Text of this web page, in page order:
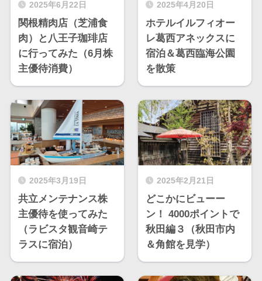
2025年6月22日
関根精肉店（芝浦食
肉）と八王子珈琲店
に行ってみた（6月株
主優待消費）
2025年4月20日
ホテルイルフィオー
レ葛西アネックスに
宿泊＆葛西臨海公園
を散策
2025年3月19日
共立メンテナンス株
主優待を使ってみた
（ラビスタ観音崎テ
ラスに宿泊）
2025年2月21日
どこかにビューー
ン！ 4000ポイントで
秋田編３（秋田市内
＆角館を見学）